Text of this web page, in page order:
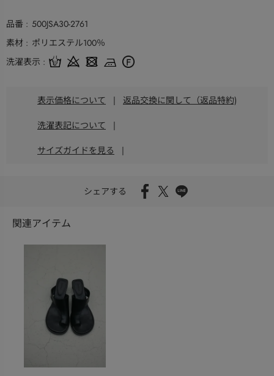
品番
500JSA30-2761
素材
ポリエステル100％
洗濯表示
表示価格について | 返品交換に関して（返品特約)
洗濯表記について |
サイズガイドを見る |
シェアする
関連アイテム